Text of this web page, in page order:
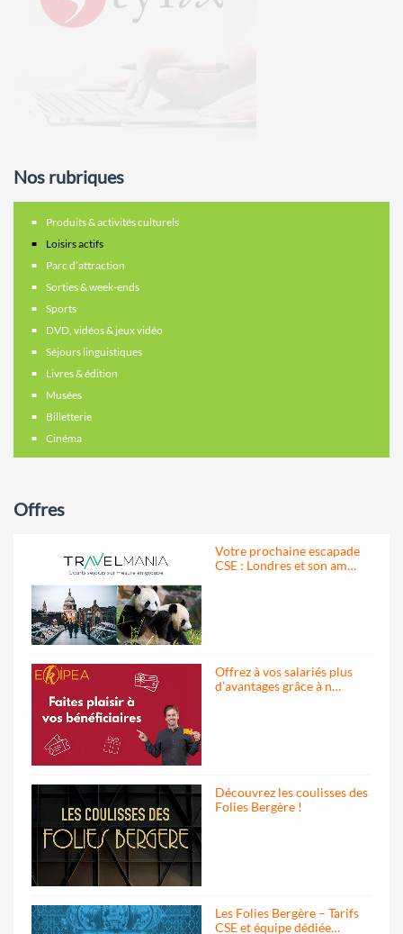
Nos rubriques
Produits & activités culturels
Loisirs actifs
Parc d’attraction
Sorties & week-ends
Sports
DVD, vidéos & jeux vidéo
Séjours linguistiques
Livres & édition
Musées
Billetterie
Cinéma
Offres
Votre prochaine escapade
CSE : Londres et son am…
Offrez à vos salariés plus
d’avantages grâce à n…
Découvrez les coulisses des
Folies Bergère !
Les Folies Bergère – Tarifs
CSE et équipe dédiée…